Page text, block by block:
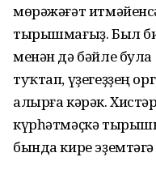
мөрәжәғәт
тырышмағыҙ. Был
менән дә бәйле
туҡтап, үҙегеҙҙең
алырға кәрәк.
күрһәтмәҫкә
бында кире